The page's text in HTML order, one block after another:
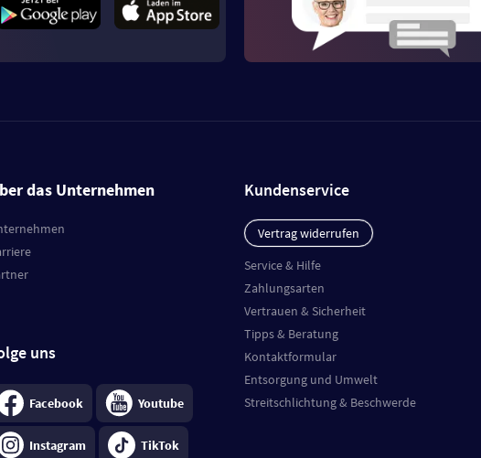
das Unternehmen
uns
Facebook Youtube
Instagram TikTok
Kundenservice
Vertrag widerrufen
Service & Hilfe
Zahlungsarten
Vertrauen & Sicherheit
Tipps & Beratung
Kontaktformular
Entsorgung und Umwelt
Streitschlichtung & Beschwerde